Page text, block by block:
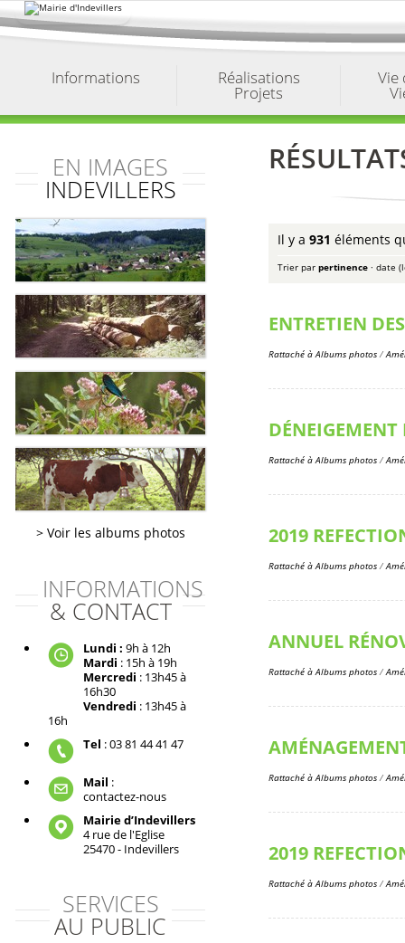
au
contenu.
Informations Réalisations
Projets
Vie
EN IMAGES
INDEVILLERS
Voir les albums photos
INFORMATIONS
& CONTACT
Lundi : 9h à 12h
Mardi : 15h à 19h
Mercredi : 13h45 à
16h30
Vendredi : 13h45 à
16h
Tel : 03 81 44 41 47
Mail :
contactez-nous
Mairie d’Indevillers
4 rue de l'Eglise
25470 - Indevillers
SERVICES
AU PUBLIC
Il y a 931 éléments
Trier par pertinence · date
ENTRETIEN
Rattaché à Albums photos /
Rattaché à Albums photos /
2019
Rattaché à Albums photos /
ANNUEL
Rattaché à Albums photos /
Rattaché à Albums photos /
2019
Rattaché à Albums photos /